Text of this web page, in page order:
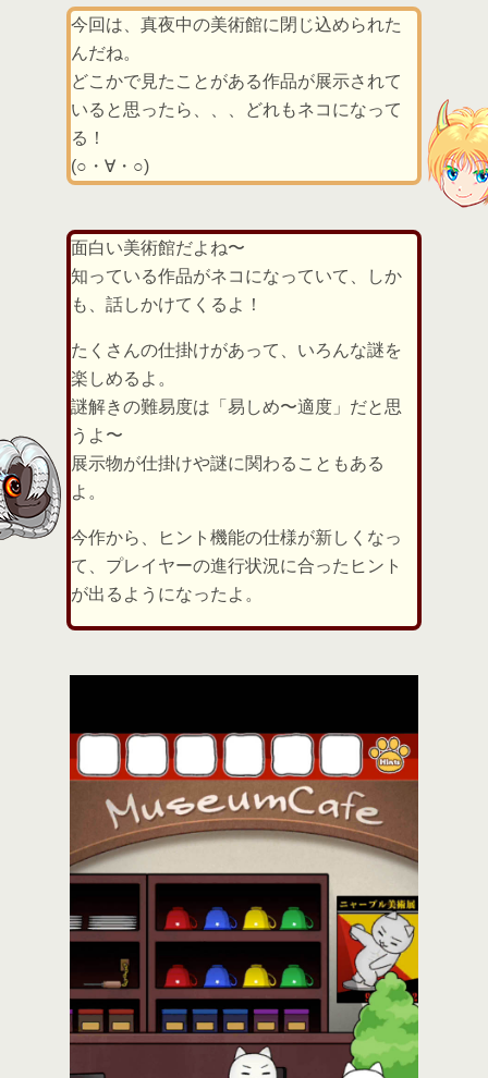
今回は、真夜中の美術館に閉じ込められた
んだね。
どこかで見たことがある作品が展示されて
いると思ったら、、、どれもネコになって
る！
(○・∀・○)
面白い美術館だよね〜
知っている作品がネコになっていて、しか
も、話しかけてくるよ！
たくさんの仕掛けがあって、いろんな謎を
楽しめるよ。
謎解きの難易度は「易しめ〜適度」だと思
うよ〜
展示物が仕掛けや謎に関わることもある
よ。
今作から、ヒント機能の仕様が新しくなっ
て、プレイヤーの進行状況に合ったヒント
が出るようになったよ。